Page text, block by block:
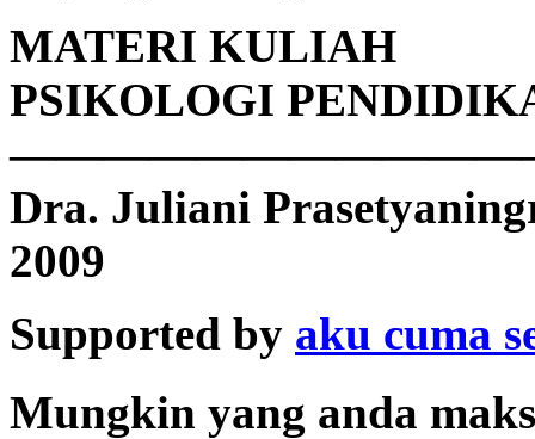
MATERI KULIAH
PSIKOLOGI
Dra. Juliani
2009
Supported by aku cuma
Mungkin yang anda